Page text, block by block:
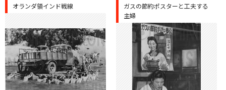
オランダ領インド戦線
ガスの節約ポスターと工夫する
主婦